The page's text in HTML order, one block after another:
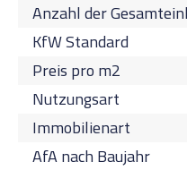
Anzahl der
KfW Standard
Preis pro m2
Nutzungsart
Immobilienart
AfA nach Baujahr